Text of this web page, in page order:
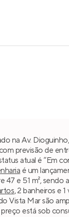
na Av. Dioguinho,
com previsão de
atual é “Em
é um
47 e 51 m², sendo
, 2 banheiros e 1
Vista Mar são
está sob